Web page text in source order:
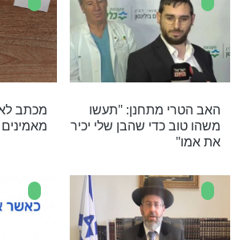
במה צריך
שבבידוד
למה הקב’’ה
הקורונה?